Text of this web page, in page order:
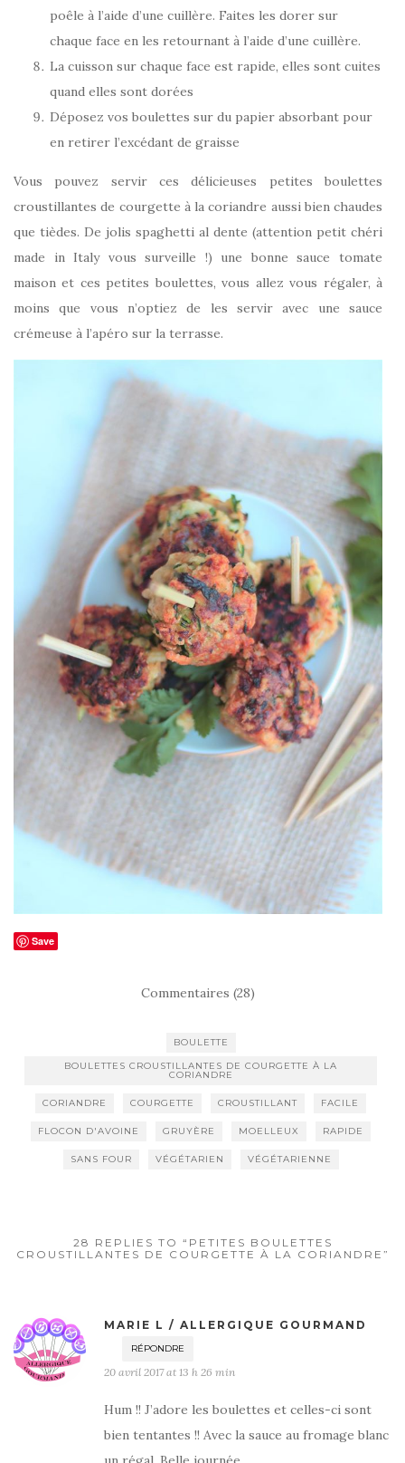
poêle à l’aide d’une cuillère. Faites les dorer sur
chaque face en les retournant à l’aide d’une cuillère.
La cuisson sur chaque face est rapide, elles sont cuites
quand elles sont dorées
Déposez vos boulettes sur du papier absorbant pour
en retirer l’excédant de graisse
Vous pouvez servir ces délicieuses petites boulettes
croustillantes de courgette à la coriandre aussi bien chaudes
que tièdes. De jolis spaghetti al dente (attention petit chéri
made in Italy vous surveille !) une bonne sauce tomate
maison et ces petites boulettes, vous allez vous régaler, à
moins que vous n’optiez de les servir avec une sauce
crémeuse à l’apéro sur la terrasse.
Save
Commentaires (28)
BOULETTE
BOULETTES CROUSTILLANTES DE COURGETTE À LA
CORIANDRE
CORIANDRE COURGETTE CROUSTILLANT FACILE
FLOCON D'AVOINE GRUYÈRE MOELLEUX RAPIDE
SANS FOUR VÉGÉTARIEN VÉGÉTARIENNE
28 REPLIES TO “PETITES BOULETTES
CROUSTILLANTES DE COURGETTE À LA CORIANDRE”
MARIE L / ALLERGIQUE GOURMAND
RÉPONDRE
20 avril 2017 at 13 h 26 min
Hum !! J’adore les boulettes et celles-ci sont
bien tentantes !! Avec la sauce au fromage blanc